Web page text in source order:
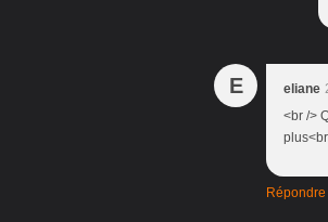
E eliane
<br />
Répondre